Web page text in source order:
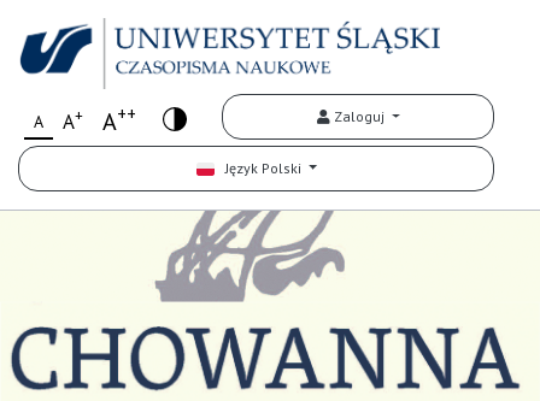
A A+ A++ Zaloguj
Język Polski